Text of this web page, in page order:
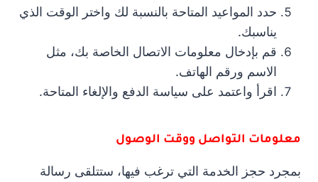
حدد المواعيد المتاحة بالنسبة لك واختر الوقت الذي
يناسبك.
قم بإدخال معلومات الاتصال الخاصة بك، مثل
الاسم ورقم الهاتف.
اقرأ واعتمد على سياسة الدفع والإلغاء المتاحة.
معلومات التواصل ووقت الوصول
بمجرد حجز الخدمة التي ترغب فيها، ستتلقى رسالة